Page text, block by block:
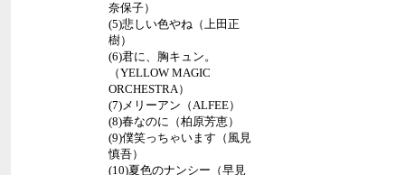
奈保子）
(5)悲しい色やね（上田正
樹）
(6)君に、胸キュン。
（YELLOW MAGIC
ORCHESTRA）
(7)メリーアン（ALFEE）
(8)春なのに（柏原芳恵）
(9)僕笑っちゃいます（風見
慎吾）
(10)夏色のナンシー（早見